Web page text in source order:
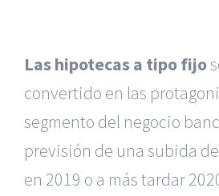
Las hipotecas a tipo fijo
convertido en las
segmento del negocio
previsión de una subida
en 2019 o a más tardar